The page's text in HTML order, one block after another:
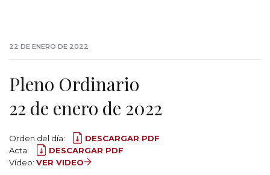
22 DE ENERO DE 2022
Pleno Ordinario
22 de enero de 2022
Orden del día:
DESCARGAR PDF
Acta:
DESCARGAR PDF
Vídeo: VER VIDEO